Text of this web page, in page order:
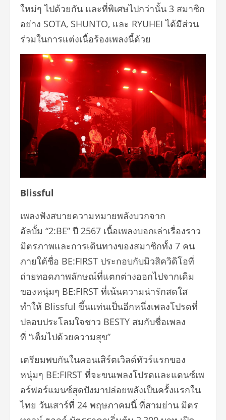
ใหม่ๆ ไปด้วยกัน และที่พิเศษไปกว่านั้น 3 สมาชิก
อย่าง SOTA, SHUNTO, และ RYUHEI ได้มีส่วน
ร่วมในการแต่งเนื้อร้องเพลงนี้ด้วย
Blissful
เพลงฟังสบายความหมายพลังบวกจาก
อัลบั้ม “2:BE” ปี 2567 เนื้อเพลงบอกเล่าเรื่องราว
มิตรภาพและการเดินทางของสมาชิกทั้ง 7 คน
ภายใต้ชื่อ BE:FIRST ประกอบกับมิวสิควิดิโอที่
ถ่ายทอดภาพลักษณ์ที่แตกต่างออกไปจากเดิม
ของหนุ่มๆ BE:FIRST ที่เน้นความน่ารักสดใส
ทำให้ Blissful ขึ้นแท่นเป็นอีกหนึ่งเพลงโปรดที่
ปลอบประโลมใจชาว BESTY สมกับชื่อเพลง
ที่ “เต็มไปด้วยความสุข”
เตรียมพบกันในคอนเสิร์ตเวิลด์ทัวร์แรกของ
หนุ่มๆ BE:FIRST ที่จะขนเพลงโปรดและแดนซ์เพ
อร์ฟอร์แมนซ์สุดปังมาปล่อยพลังเป็นครั้งแรกใน
ไทย วันเสาร์ที่ 24 พฤษภาคมนี้ ที่สามย่าน มิตร